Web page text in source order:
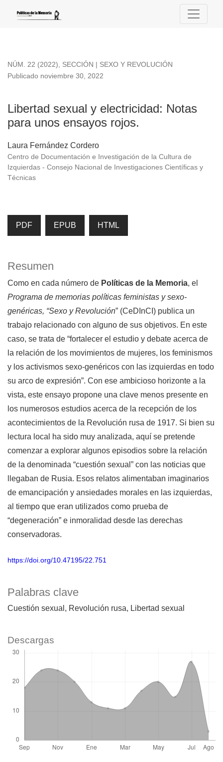
NÚM. 22 (2022), SECCIÓN | SEXO Y REVOLUCIÓN
Libertad sexual y electricidad: Notas
para unos ensayos rojos.
Publicado noviembre 30, 2022
Laura Fernández Cordero
Centro de Documentación e Investigación de la Cultura de
Izquierdas - Consejo Nacional de Investigaciones Científicas y
Técnicas
PDF EPUB HTML
Palabras clave
Cuestión sexual Revolución rusa Libertad sexual
Resumen
Como en cada número de Políticas de la Memoria, el
Programa de memorias políticas feministas y sexo-
genéricas, “Sexo y Revolución” (CeDInCI) publica un
trabajo relacionado con alguno de sus objetivos. En este
caso, se trata de “fortalecer el estudio y debate acerca de
la relación de los movimientos de mujeres, los feminismos
y los activismos sexo-genéricos con las izquierdas en todo
su arco de expresión”. Con ese ambicioso horizonte a la
vista, este ensayo propone una clave menos presente en
los numerosos estudios acerca de la recepción de los
acontecimientos de la Revolución rusa de 1917. Si bien su
lectura local ha sido muy analizada, aquí se pretende
comenzar a explorar algunos episodios sobre la relación
de la denominada “cuestión sexual” con las noticias que
llegaban de Rusia. Esos relatos alimentaban imaginarios
de emancipación y ansiedades morales en las izquierdas,
al tiempo que eran utilizados como prueba de
“degeneración” e inmoralidad desde las derechas
conservadoras.
https://doi.org/10.47195/22.751
Descargas